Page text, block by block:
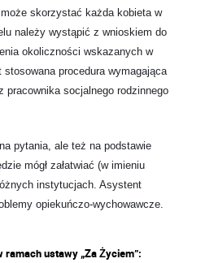
skorzystać każda kobieta w
należy wystąpić z wnioskiem do
okoliczności wskazanych w
stosowana procedura wymagająca
pracownika socjalnego rodzinnego
pytania, ale też na podstawie
mógł załatwiać (w imieniu
instytucjach. Asystent
opiekuńczo-wychowawcze.
ustawy „Za Życiem”: